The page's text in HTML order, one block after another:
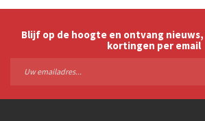
Blijf op de hoogte en ontvang
kortingen per email